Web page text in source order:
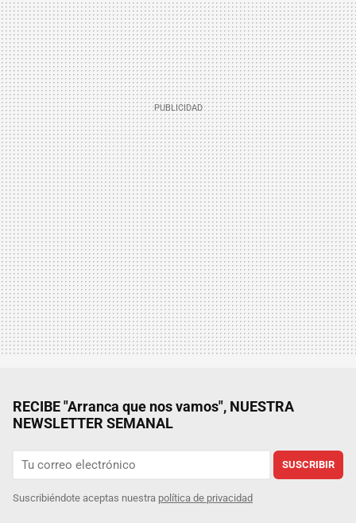
RECIBE "Arranca que nos vamos", NUESTRA
NEWSLETTER SEMANAL
SUSCRIBIR
Suscribiéndote aceptas nuestra política de privacidad